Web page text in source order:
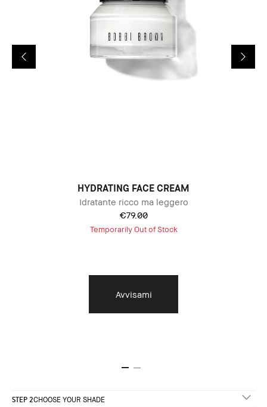
HYDRATING FACE CREAM
Idratante ricco ma leggero
€79.00
Temporarily Out of Stock
Avvisami
STEP 2CHOOSE YOUR SHADE